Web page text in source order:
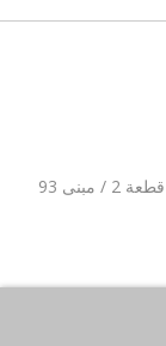
93